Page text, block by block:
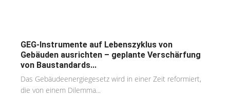
GEG-Instrumente auf Lebenszyklus von
Gebäuden ausrichten – geplante Verschärfung
von Baustandards...
Das Gebäudeenergiegesetz wird in einer Zeit reformiert,
die von einem Dilemma...